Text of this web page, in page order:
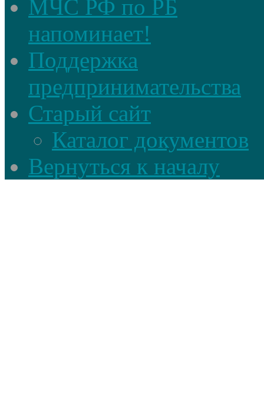
МЧС РФ по РБ
напоминает!
Поддержка
предпринимательства
Старый сайт
Каталог документов
Вернуться к началу